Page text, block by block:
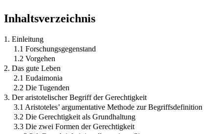
Inhaltsverzeichnis
1. Einleitung
1.1 Forschungsgegenstand
1.2 Vorgehen
2. Das gute Leben
2.1 Eudaimonia
2.2 Die Tugenden
3. Der aristotelischer Begriff der Gerechtigkeit
3.1 Aristoteles’ argumentative Methode zur Begriffsdefinition
3.2 Die Gerechtigkeit als Grundhaltung
3.3 Die zwei Formen der Gerechtigkeit